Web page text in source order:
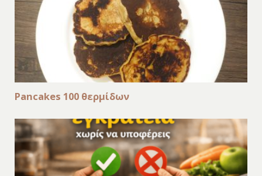
Pancakes 100 θερμίδων